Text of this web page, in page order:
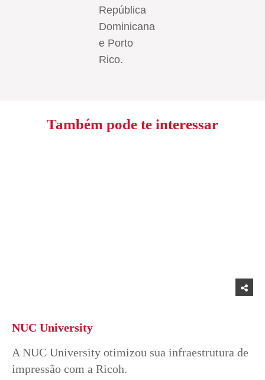
República
Dominicana
e Porto
Rico.
Também pode te interessar
NUC University
A NUC University otimizou sua infraestrutura de
impressão com a Ricoh.